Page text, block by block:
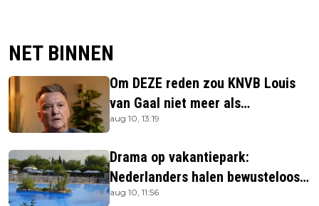
NET BINNEN
Om DEZE reden zou KNVB Louis
van Gaal niet meer als
bondscoach willen
aug 10, 13:19
Drama op vakantiepark:
Nederlanders halen bewusteloos
kind (4) uit zwembad
aug 10, 11:56